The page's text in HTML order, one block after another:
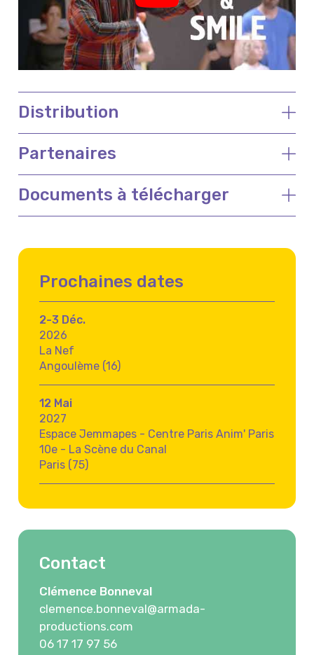
Distribution
Partenaires
Documents à télécharger
Prochaines dates
2-3 Déc.
2026
La Nef
Angoulème (16)
12 Mai
2027
Espace Jemmapes - Centre Paris Anim' Paris
10e - La Scène du Canal
Paris (75)
Contact
Clémence Bonneval
clemence.bonneval@armada-
productions.com
06 17 17 97 56